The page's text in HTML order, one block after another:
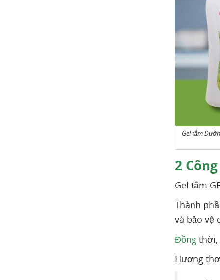
Gel tắm
2
Gel tắm
Thành
và bảo vệ
Đồng thời,
Hương